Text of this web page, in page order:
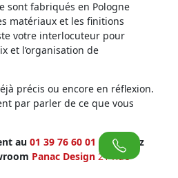
sont fabriqués en Pologne
matériaux et les finitions
votre interlocuteur pour
et l’organisation de
précis ou encore en réflexion.
par parler de ce que vous
au 01 39 76 60 01 ou venez
Panac Design 21 Rue